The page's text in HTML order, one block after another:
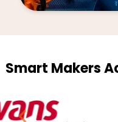
Smart Makers